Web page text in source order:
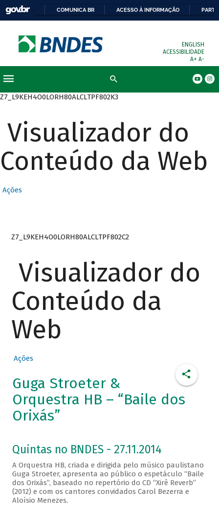
COMUNICA BR ACESSO À INFORMAÇÃO
ENGLISH
ACESSIBILIDADE
A+ A-
Z7_L9KEH4O0LORH80ALCLTPF802K3
Visualizador do
Conteúdo da Web
Ações
Z7_L9KEH4O0LORH80ALCLTPF802C2
Visualizador do
Conteúdo da
Web
Ações
Guga Stroeter &
Orquestra HB – “Baile dos
Orixás”
Quintas no BNDES - 27.11.2014
A Orquestra HB, criada e dirigida pelo músico paulistano
Guga Stroeter, apresenta ao público o espetáculo “Baile
dos Orixás”, baseado no repertório do CD “Xirê Reverb”
(2012) e com os cantores convidados Carol Bezerra e
Aloísio Menezes.